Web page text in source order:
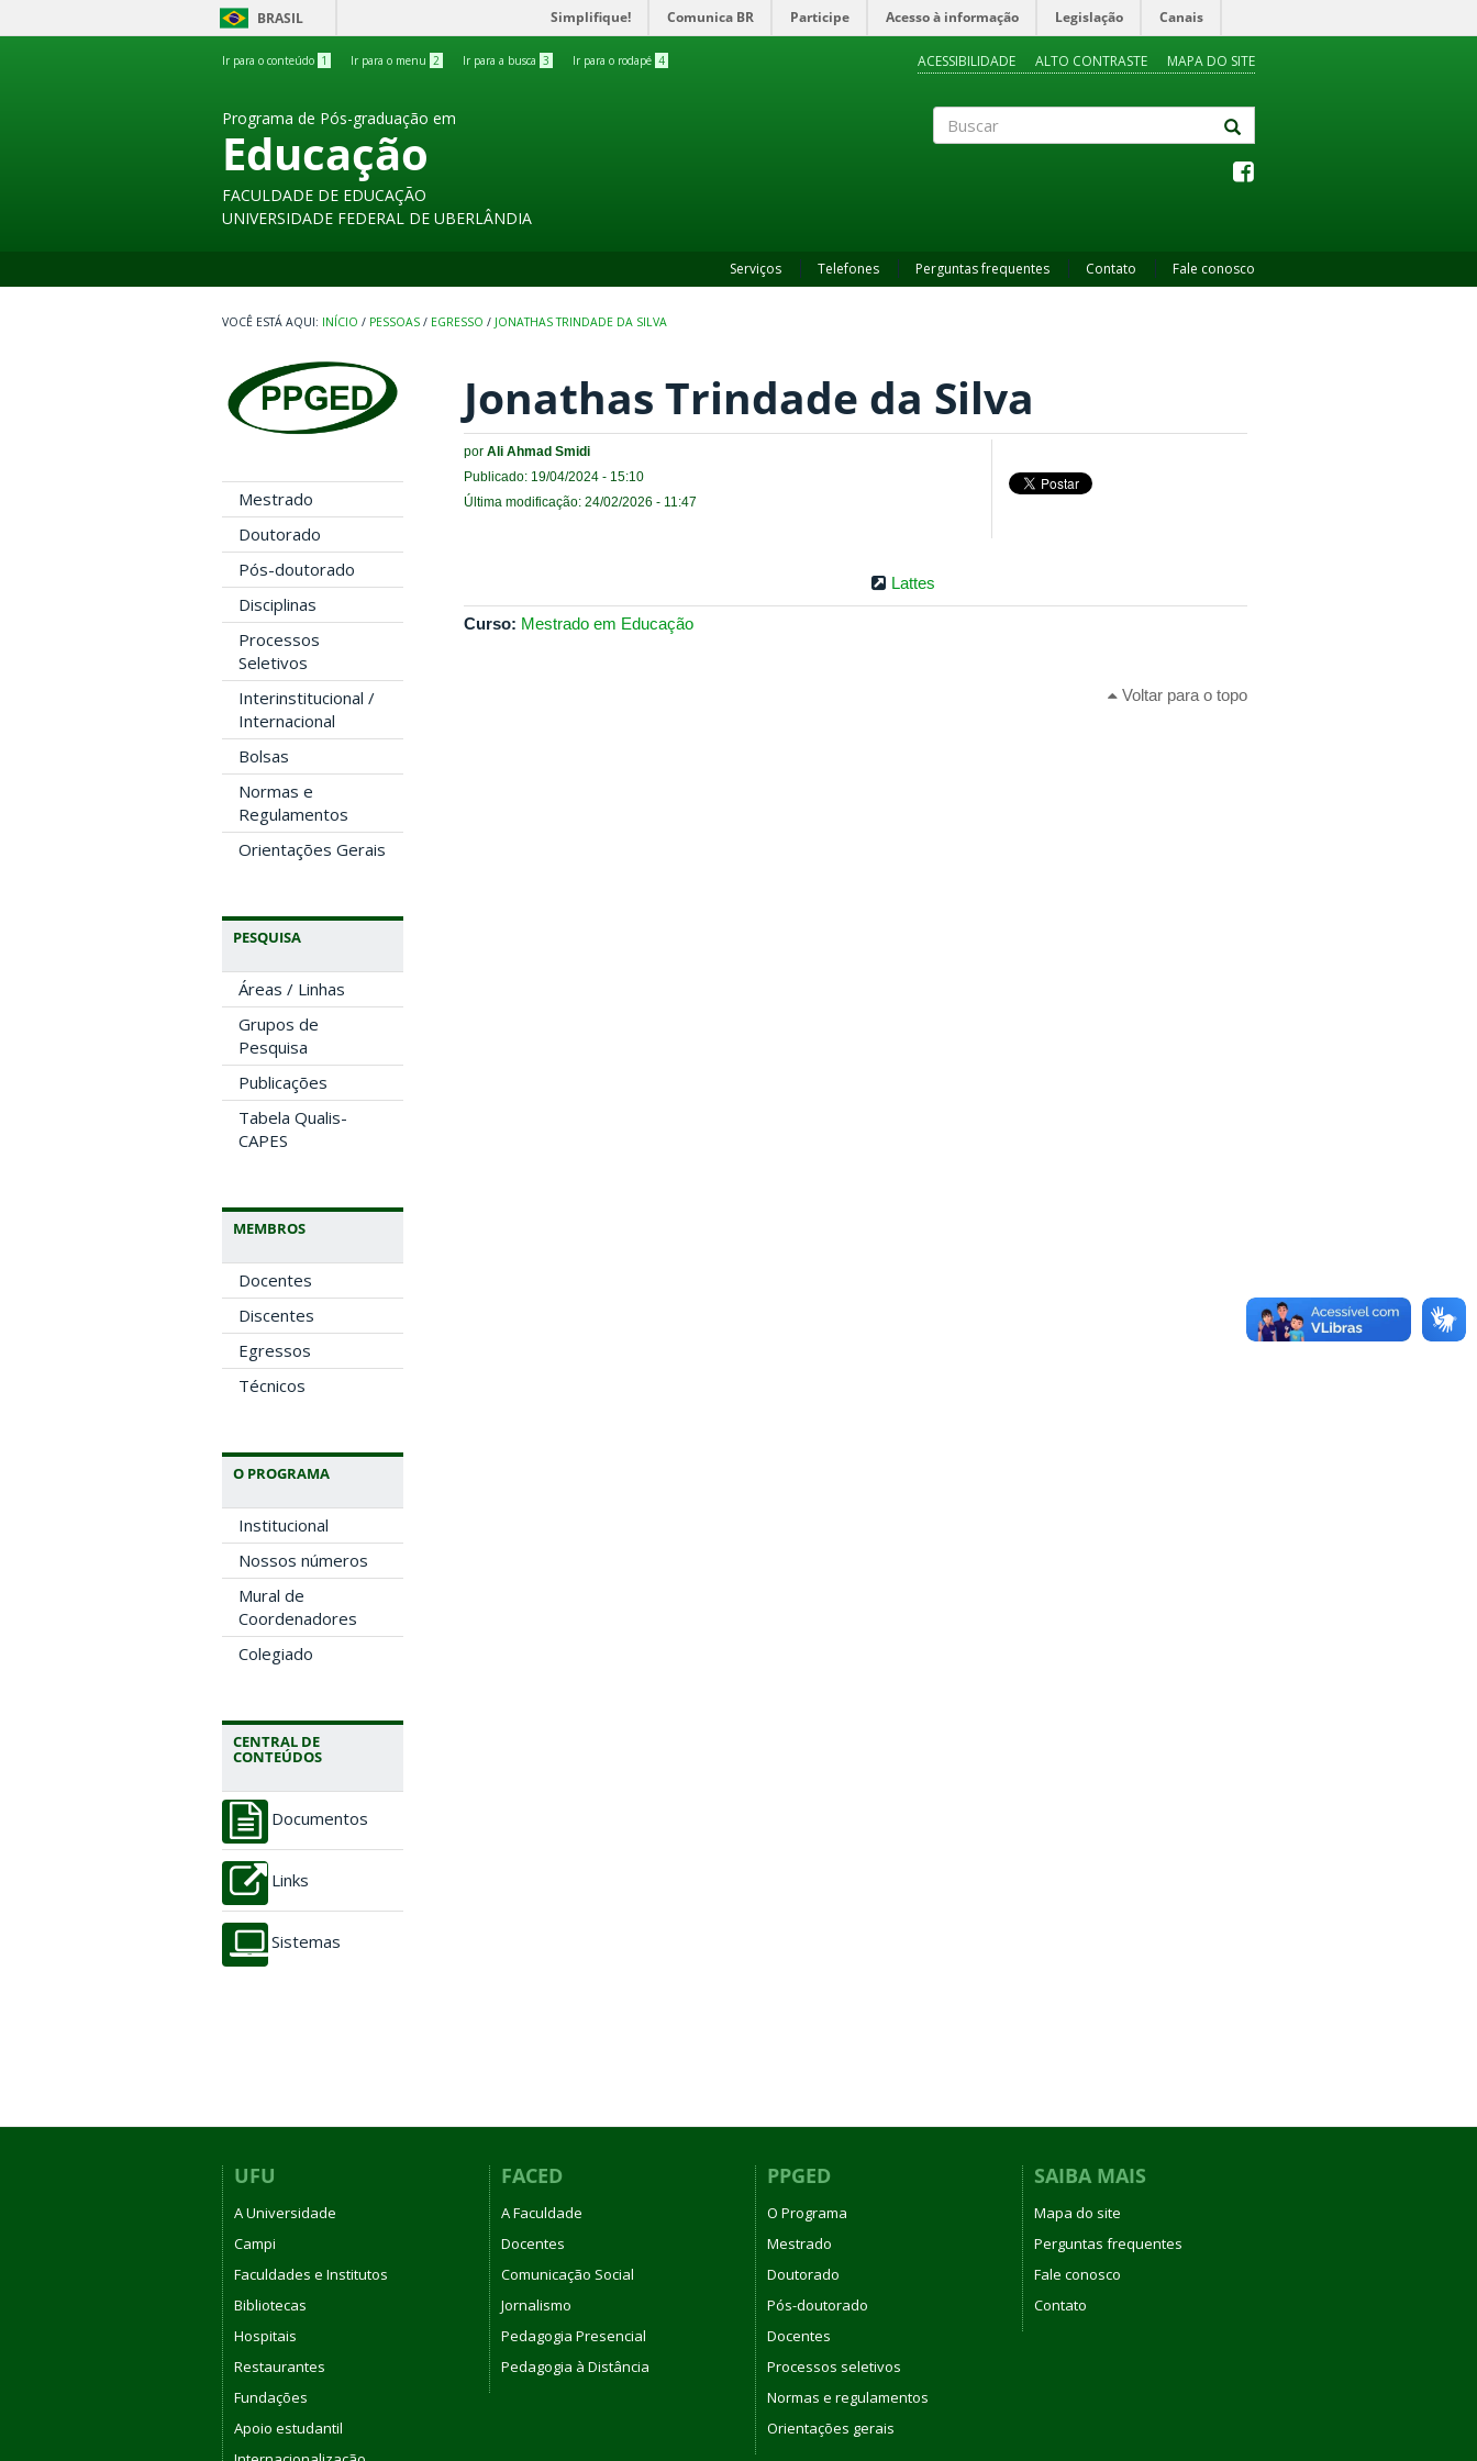
BRASIL Simplifique! Comunica BR Participe Acesso à informação Legislação Canais
Ir para o conteúdo 1 Ir para o menu 2 Ir para a busca 3 Ir para o rodapé 4 ACESSIBILIDADE ALTO CONTRASTE MAPA DO SITE
Programa de Pós-graduação em
Educação
FACULDADE DE EDUCAÇÃO
UNIVERSIDADE FEDERAL DE UBERLÂNDIA
Serviços Telefones Perguntas frequentes Contato Fale conosco
INÍCIO / PESSOAS / EGRESSO / JONATHAS TRINDADE DA SILVA
Mestrado
Doutorado
Pós-doutorado
Disciplinas
Processos
Seletivos
Interinstitucional /
Internacional
Bolsas
Normas e
Regulamentos
Orientações Gerais
PESQUISA
Áreas / Linhas
Grupos de
Pesquisa
Publicações
Tabela Qualis-
CAPES
MEMBROS
Docentes
Discentes
Egressos
Técnicos
O PROGRAMA
Institucional
Nossos números
Mural de
Coordenadores
Colegiado
CENTRAL DE
CONTEÚDOS
Documentos
Links
Sistemas
Jonathas Trindade da Silva
por Ali Ahmad Smidi
Publicado: 19/04/2024 - 15:10
Última modificação: 24/02/2026 - 11:47
Lattes
Curso: Mestrado em Educação
Voltar para o topo
UFU
A Universidade
Campi
Faculdades e Institutos
Bibliotecas
Hospitais
Restaurantes
Fundações
Apoio estudantil
FACED
A Faculdade
Docentes
Comunicação Social
Jornalismo
Pedagogia Presencial
Pedagogia à Distância
PPGED
O Programa
Mestrado
Doutorado
Pós-doutorado
Docentes
Processos seletivos
Normas e regulamentos
Orientações gerais
SAIBA MAIS
Mapa do site
Perguntas frequentes
Fale conosco
Contato